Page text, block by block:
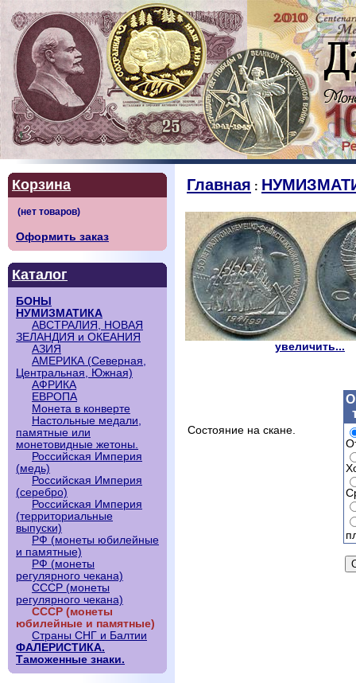
Корзина
Оформить заказ
Каталог
БОНЫ
НУМИЗМАТИКА
АВСТРАЛИЯ, НОВАЯ
ЗЕЛАНДИЯ и ОКЕАНИЯ
АЗИЯ
АМЕРИКА (Северная,
Центральная, Южная)
АФРИКА
ЕВРОПА
Монета в конверте
Настольные медали,
памятные или
монетовидные жетоны.
Российская Империя
(медь)
Российская Империя
(серебро)
Российская Империя
(территориальные
выпуски)
РФ (монеты юбилейные
и памятные)
РФ (монеты
регулярного чекана)
СССР (монеты
регулярного чекана)
СССР (монеты
юбилейные и памятные)
Страны СНГ и Балтии
ФАЛЕРИСТИКА.
Таможенные знаки.
Главная :
увеличить...
Состояние на скане.